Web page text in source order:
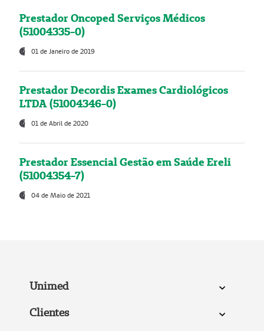
Prestador Oncoped Serviços Médicos
(51004335-0)
01 de Janeiro de 2019
Prestador Decordis Exames Cardiológicos
LTDA (51004346-0)
01 de Abril de 2020
Prestador Essencial Gestão em Saúde Ereli
(51004354-7)
04 de Maio de 2021
Unimed
Clientes